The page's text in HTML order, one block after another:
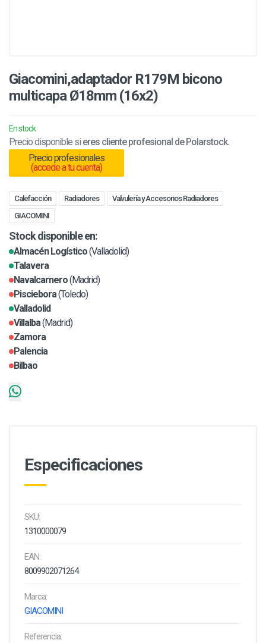
Giacomini,adaptador R179M bicono
multicapa Ø18mm (16x2)
En stock
Precio disponible si eres cliente profesional de Polarstock.
Precio profesionales
(accede a tu cuenta)
Calefacción Radiadores
Valvulería y Accesorios Radiadores
GIACOMINI
Stock disponible en:
Almacén Logístico(Valladolid)
Talavera
Navalcarnero(Madrid)
Pisciebora(Toledo)
Valladolid
Villalba(Madrid)
Zamora
Palencia
Bilbao
Especificaciones
SKU:
1310000079
EAN:
8009902071264
Marca:
GIACOMINI
Referencia: